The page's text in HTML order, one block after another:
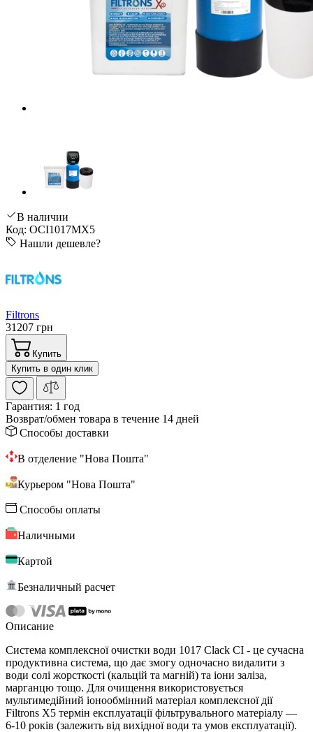
В наличии
Код: OCI1017MX5
Нашли дешевле?
Filtrons
31207 грн
Купить
Купить в один клик
Гарантия: 1 год
Возврат/обмен товара в течение 14 дней
Способы доставки
В отделение "Нова Пошта"
Курьером "Нова Пошта"
Способы оплаты
Наличными
Картой
Безналичный расчет
Описание
Система комплексної очистки води 1017 Clack CI - це сучасна
продуктивна система, що дає змогу одночасно видалити з
води солі жорсткості (кальцій та магній) та іони заліза,
марганцю тощо. Для очищення використовується
мультимедійний іонообмінний матеріал комплексної дії
Filtrons X5 термін експлуатації фільтрувального матеріалу —
6-10 років (залежить від вихідної води та умов експлуатації).